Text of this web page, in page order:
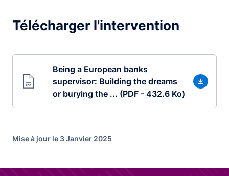
Télécharger l'intervention
Being a European banks
supervisor: Building the dreams
or burying the ... (PDF - 432.6 Ko)
Mise à jour le 3 Janvier 2025